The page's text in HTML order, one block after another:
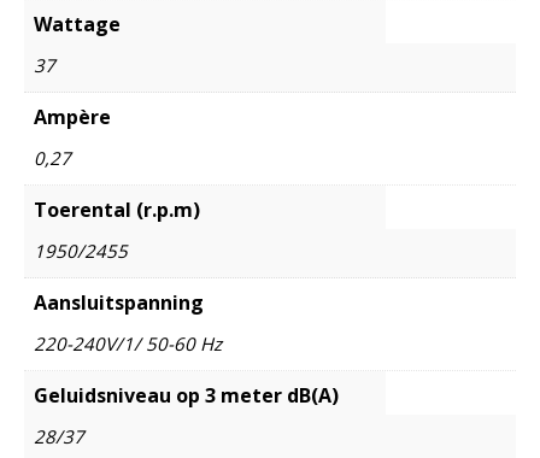
Wattage
37
Ampère
0,27
Toerental (r.p.m)
1950/2455
Aansluitspanning
220-240V/1/ 50-60 Hz
Geluidsniveau op 3 meter dB(A)
28/37